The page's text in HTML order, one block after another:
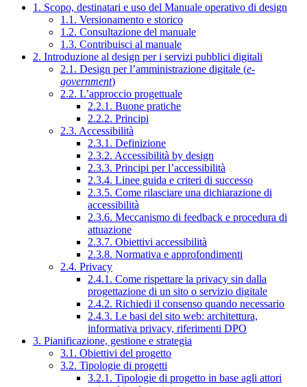
1. Scopo, destinatari e uso del Manuale operativo di design
1.1. Versionamento e storico
1.2. Consultazione del manuale
1.3. Contribuisci al manuale
2. Introduzione al design per i servizi pubblici digitali
2.1. Design per l’amministrazione digitale (e-
government)
2.2. L’approccio progettuale
2.2.1. Buone pratiche
2.2.2. Principi
2.3. Accessibilità
2.3.1. Definizione
2.3.2. Accessibilità by design
2.3.3. Principi per l’accessibilità
2.3.4. Linee guida e criteri di successo
2.3.5. Come rilasciare una dichiarazione di
accessibilità
2.3.6. Meccanismo di feedback e procedura di
attuazione
2.3.7. Obiettivi accessibilità
2.3.8. Normativa e approfondimenti
2.4. Privacy
2.4.1. Come rispettare la privacy sin dalla
progettazione di un sito o servizio digitale
2.4.2. Richiedi il consenso quando necessario
2.4.3. Le basi del sito web: architettura,
informativa privacy, riferimenti DPO
3. Pianificazione, gestione e strategia
3.1. Obiettivi del progetto
3.2. Tipologie di progetti
3.2.1. Tipologie di progetto in base agli attori